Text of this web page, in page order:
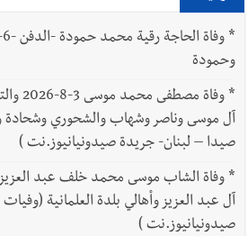
*
وحمودة
*
آل موسى وناصر وشهاب والشحوري وشحادة
صيدا – لبنان- جريدة صيدونيانيوز.نت )
*
آل عبد العزيز وأهالي بلدة العلمانية
صيدونيانيوز.نت )